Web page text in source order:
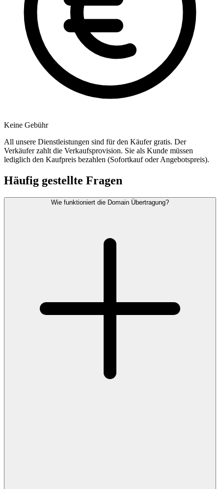
Keine Gebühr
All unsere Dienstleistungen sind für den Käufer gratis. Der
Verkäufer zahlt die Verkaufsprovision. Sie als Kunde müssen
lediglich den Kaufpreis bezahlen (Sofortkauf oder Angebotspreis).
Häufig gestellte Fragen
Wie funktioniert die Domain Übertragung?